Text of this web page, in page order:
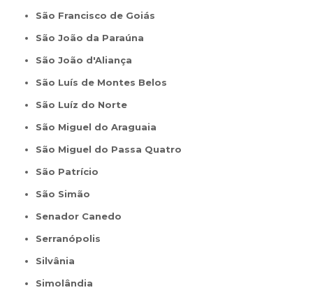
São Francisco de Goiás
São João da Paraúna
São João d'Aliança
São Luís de Montes Belos
São Luíz do Norte
São Miguel do Araguaia
São Miguel do Passa Quatro
São Patrício
São Simão
Senador Canedo
Serranópolis
Silvânia
Simolândia